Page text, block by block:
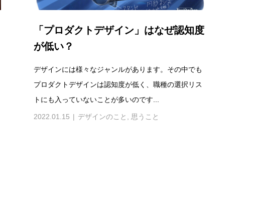
「プロダクトデザイン」はなぜ認知度
が低い？
デザインには様々なジャンルがあります。その中でも
プロダクトデザインは認知度が低く、職種の選択リス
トにも入っていないことが多いのです...
2022.01.15 デザインのこと 思うこと